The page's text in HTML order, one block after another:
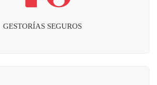
GESTORÍAS SEGUROS